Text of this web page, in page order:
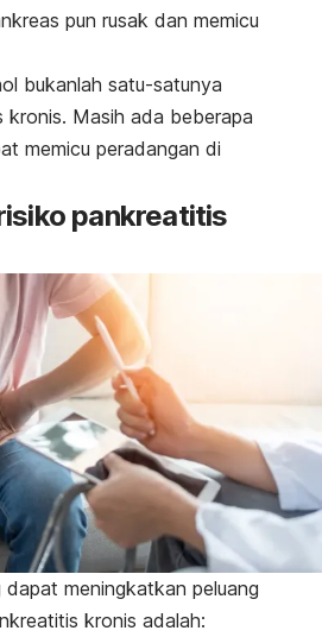
pun rusak dan memicu
bukanlah satu-satunya
Masih ada beberapa
memicu peradangan di
pankreatitis
meningkatkan peluang
kronis adalah: